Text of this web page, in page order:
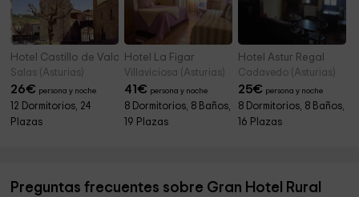
Hotel Castillo de Valdés Salas
Salas (Asturias)
26€ persona y noche
12 Dormitorios, 24
Plazas
Hotel La Figar
Villaviciosa (Asturias)
41€ persona y noche
8 Dormitorios, 8 Baños,
19 Plazas
Hotel Astur Regal
Cadavedo (Asturias)
25€ persona y noche
8 Dormitorios, 8 Baños,
16 Plazas
Preguntas frecuentes sobre Gran Hotel Rural